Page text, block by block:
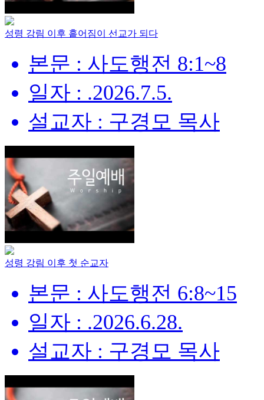
성령 강림 이후 흩어짐이 선교가 되다
본문 : 사도행전 8:1~8
일자 : .2026.7.5.
설교자 : 구경모 목사
성령 강림 이후 첫 순교자
본문 : 사도행전 6:8~15
일자 : .2026.6.28.
설교자 : 구경모 목사